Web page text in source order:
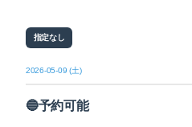
指定なし
2026-05-09 (土)
🔵予約可能